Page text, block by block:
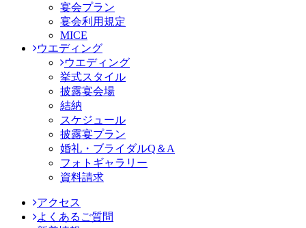
宴会プラン
宴会利用規定
MICE
ウエディング
ウエディング
挙式スタイル
披露宴会場
結納
スケジュール
披露宴プラン
婚礼・ブライダルQ＆A
フォトギャラリー
資料請求
アクセス
よくあるご質問